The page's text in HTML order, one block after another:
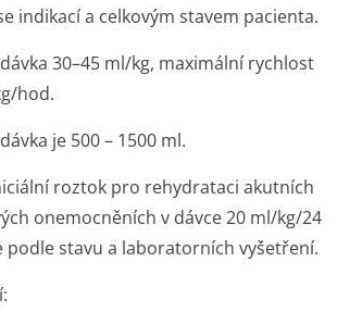
indikací a celkovým stavem pacienta.
30–45 ml/kg, maximální rychlost
hod.
je 500 – 1500 ml.
roztok pro rehydrataci akutních
onemocněních v dávce 20 ml/kg/24
podle stavu a laboratorních vyšetření.